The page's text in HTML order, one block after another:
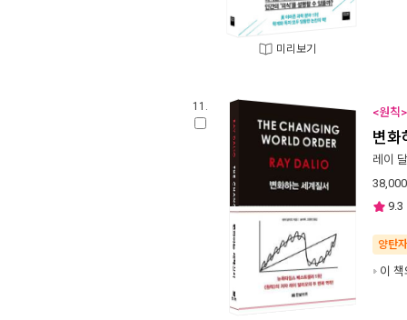
미리보기
11. <원칙
변화
레이
38,000
9.3
양탄
이